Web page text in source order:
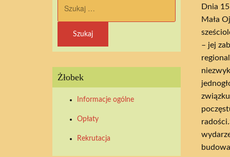
Żłobek
Informacje ogólne
Opłaty
Rekrutacja
Dnia
Mała
– jej